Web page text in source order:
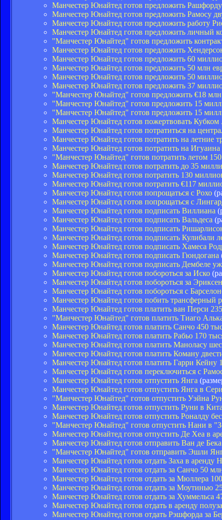
Манчестер Юнайтед готов предложить
Манчестер Юнайтед готов предложить Рамосу
Манчестер Юнайтед готов предложить работу
Манчестер Юнайтед готов предложить личный
"Манчестер Юнайтед" готов предложить
Манчестер Юнайтед готов предложить
Манчестер Юнайтед готов предложить 60
Манчестер Юнайтед готов предложить 50 млн
Манчестер Юнайтед готов предложить 50
Манчестер Юнайтед готов предложить 37
"Манчестер Юнайтед" готов предложить €18
"Манчестер Юнайтед" готов предложить 15
"Манчестер Юнайтед" готов предложить 15
Манчестер Юнайтед готов пожертвовать
Манчестер Юнайтед готов потратиться на
Манчестер Юнайтед готов потратить на летние
Манчестер Юнайтед готов потратить на
"Манчестер Юнайтед" готов потратить летом
Манчестер Юнайтед готов потратить до 35
Манчестер Юнайтед готов потратить 130
Манчестер Юнайтед готов потратить €117
Манчестер Юнайтед готов попрощаться с Рохо
Манчестер Юнайтед готов попрощаться с
Манчестер Юнайтед готов подписать Виллиана
Манчестер Юнайтед готов подписать Вальдеса
Манчестер Юнайтед готов подписать
Манчестер Юнайтед готов подписать Кулибали
Манчестер Юнайтед готов подписать Хамеса
Манчестер Юнайтед готов подписать Гюндогана
Манчестер Юнайтед готов подписать Дембеле
Манчестер Юнайтед готов побороться за Иско
Манчестер Юнайтед готов побороться за
Манчестер Юнайтед готов побороться с
Манчестер Юнайтед готов побить трансферный
Манчестер Юнайтед готов платить ван Перси
"Манчестер Юнайтед" готов платить Тиаго
Манчестер Юнайтед готов платить Санчо 450
Манчестер Юнайтед готов платить Рабьо 170
Манчестер Юнайтед готов платить Маноласу
Манчестер Юнайтед готов платить Коману
Манчестер Юнайтед готов платить Гарри Кейну
Манчестер Юнайтед готов переключиться с
Манчестер Юнайтед готов отпустить Янга
Манчестер Юнайтед готов отпустить Янга в
"Манчестер Юнайтед" готов отпустить Уэйна
Манчестер Юнайтед готов отпустить Руни в
Манчестер Юнайтед готов отпустить Роналду
"Манчестер Юнайтед" готов отпустить Нани в
Манчестер Юнайтед готов отпустить Де Хеа в
Манчестер Юнайтед готов отправить Ван де
"Манчестер Юнайтед" готов отправить Эшли
Манчестер Юнайтед готов отдать Заха в аренду
Манчестер Юнайтед готов отдать за Санчо 50
Манчестер Юнайтед готов отдать за Мюллера
Манчестер Юнайтед готов отдать за Моутинью
Манчестер Юнайтед готов отдать за Хуммельса
Манчестер Юнайтед готов отдать в аренду
Манчестер Юнайтед готов отдать Рэшфорда за